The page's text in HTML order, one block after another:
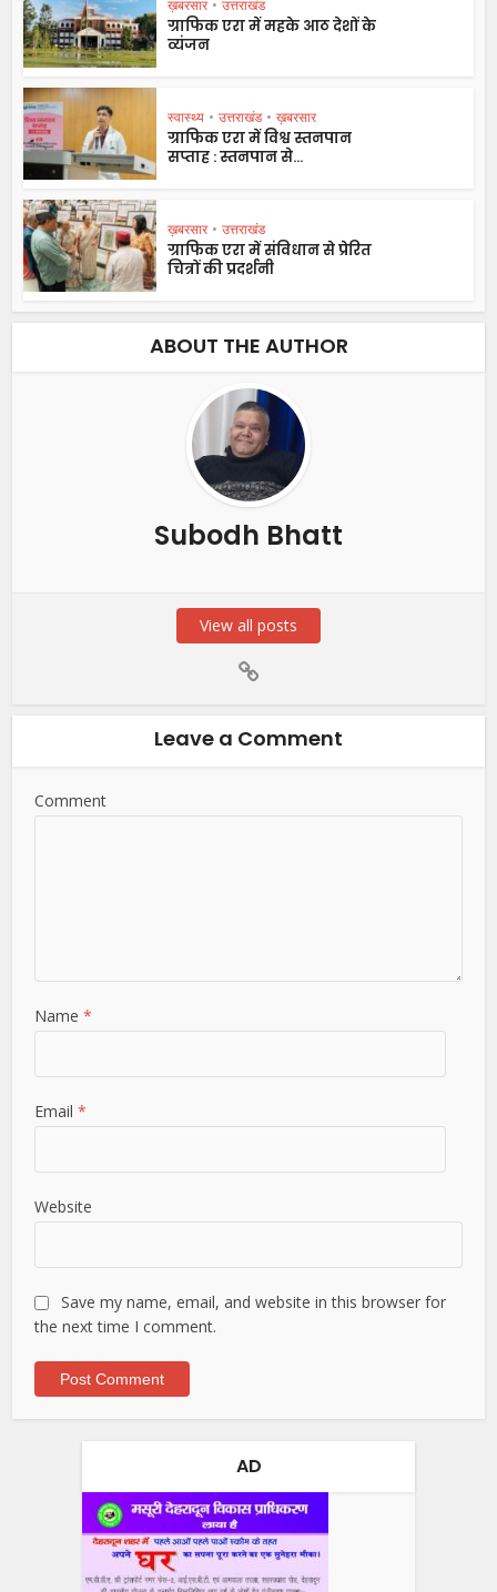
ख़बरसार • उत्तराखंड
ग्राफिक एरा में महके आठ देशों के
व्यंजन
स्वास्थ्य • उत्तराखंड • ख़बरसार
ग्राफिक एरा में विश्व स्तनपान
सप्ताह : स्तनपान से...
ख़बरसार • उत्तराखंड
ग्राफिक एरा में संविधान से प्रेरित
चित्रों की प्रदर्शनी
ABOUT THE AUTHOR
Subodh Bhatt
View all posts
Leave a Comment
Comment
Name*
Email*
Website
Save my name, email, and website in this browser for
the next time I comment.
AD